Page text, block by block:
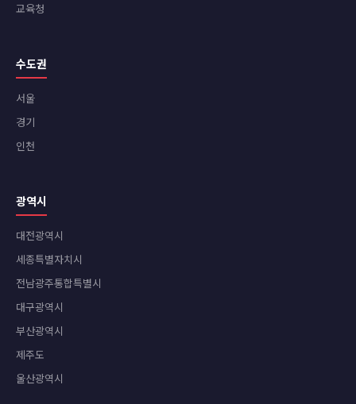
교육청
수도권
서울
경기
인천
광역시
대전광역시
세종특별자치시
전남광주통합특별시
대구광역시
부산광역시
제주도
울산광역시